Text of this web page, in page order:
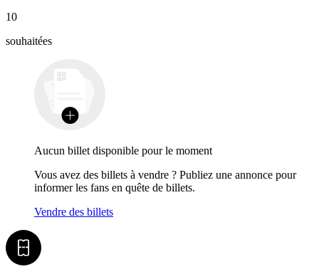
10
souhaitées
Aucun billet disponible pour le moment
Vous avez des billets à vendre ? Publiez une annonce pour
informer les fans en quête de billets.
Vendre des billets